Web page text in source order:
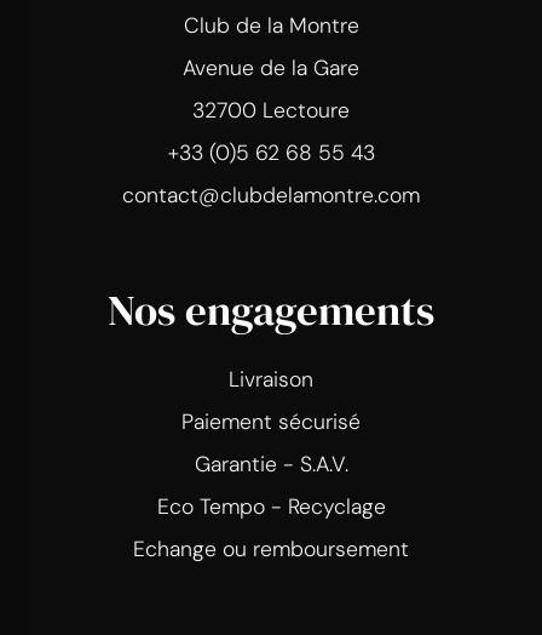
Club de la Montre
Avenue de la Gare
32700 Lectoure
+33 (0)5 62 68 55 43
contact@clubdelamontre.com
Nos engagements
Livraison
Paiement sécurisé
Garantie - S.A.V.
Eco Tempo - Recyclage
Echange ou remboursement